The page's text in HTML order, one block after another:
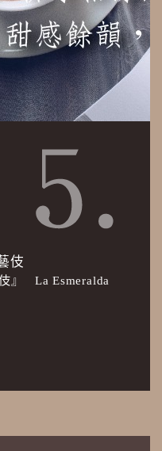
伎
』 La Esmeralda